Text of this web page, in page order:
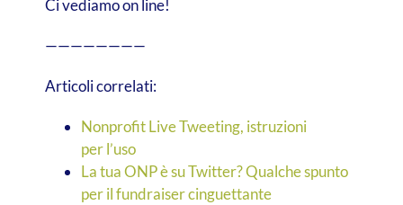
Ci vediamo on line!
————————
Articoli correlati:
Nonprofit Live Tweeting, istruzioni
per l’uso
La tua ONP è su Twitter? Qualche spunto
per il fundraiser cinguettante